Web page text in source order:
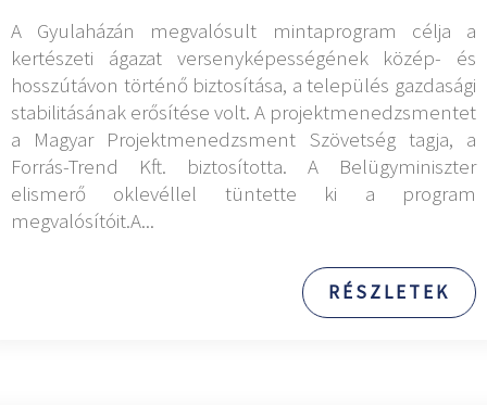
A Gyulaházán megvalósult mintaprogram célja a
kertészeti ágazat versenyképességének közép- és
hosszútávon történő biztosítása, a település gazdasági
stabilitásának erősítése volt. A projektmenedzsmentet
a Magyar Projektmenedzsment Szövetség tagja, a
Forrás-Trend Kft. biztosította. A Belügyminiszter
elismerő oklevéllel tüntette ki a program
megvalósítóit.A...
RÉSZLETEK